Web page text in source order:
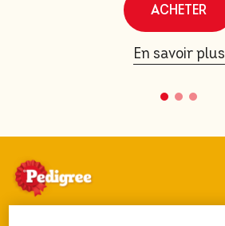
ACHETER
En savoir plus